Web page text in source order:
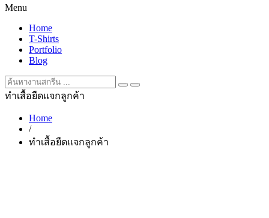
Menu
Home
T-Shirts
Portfolio
Blog
ทำเสื้อยืดแจกลูกค้า
Home
/
ทำเสื้อยืดแจกลูกค้า